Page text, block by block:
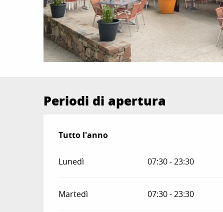
Periodi di apertura
Tutto l'anno
Tutto l'anno
Lunedì 07:30 - 23:30
Martedì 07:30 - 23:30